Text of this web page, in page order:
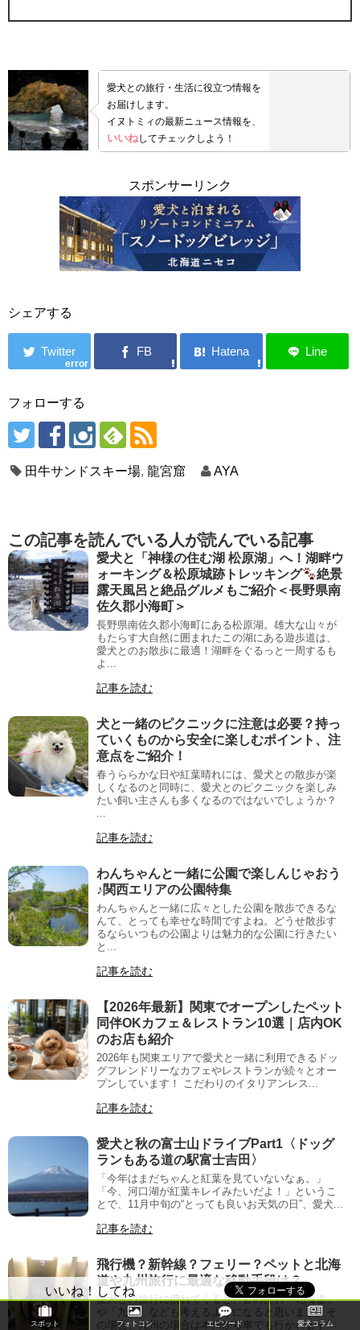
いいね！してね
愛犬との旅行・生活に役立つ情報を
お届けします。
イヌトミィの最新ニュース情報を、
いいねしてチェックしよう！
スポンサーリンク
シェアする
error
フォローする
田牛サンドスキー場, 龍宮窟 AYA
この記事を読んでいる人が読んでいる記事
愛犬と「神様の住む湖 松原湖」へ！湖畔ウ
ォーキング＆松原城跡トレッキング
絶景
露天風呂と絶品グルメもご紹介＜長野県南
佐久郡小海町＞
長野県南佐久郡小海町にある松原湖。雄大な山々が
もたらす大自然に囲まれたこの湖にある遊歩道は、
愛犬とのお散歩に最適！湖畔をぐるっと一周するも
よ...
記事を読む
犬と一緒のピクニックに注意は必要？持っ
ていくものから安全に楽しむポイント、注
意点をご紹介！
春うららかな日や紅葉晴れには、愛犬との散歩が楽
しくなるのと同時に、愛犬とのピクニックを楽しみ
たい飼い主さんも多くなるのではないでしょうか？
...
記事を読む
わんちゃんと一緒に公園で楽しんじゃおう
♪関西エリアの公園特集
わんちゃんと一緒に広々とした公園を散歩できるな
んて、とっても幸せな時間ですよね。どうせ散歩す
るならいつもの公園よりは魅力的な公園に行きたい
と...
記事を読む
【2026年最新】関東でオープンしたペット
同伴OKカフェ＆レストラン10選｜店内OK
のお店も紹介
2026年も関東エリアで愛犬と一緒に利用できるドッ
グフレンドリーなカフェやレストランが続々とオー
プンしています！ こだわりのイタリアンレス...
記事を読む
愛犬と秋の富士山ドライブPart1〈ドッグ
ランもある道の駅富士吉田〉
「今年はまだちゃんと紅葉を見ていないなぁ。」
「今、河口湖が紅葉キレイみたいだよ！」というこ
とで、11月中旬の“とっても良いお天気の日”、愛犬...
記事を読む
飛行機？新幹線？フェリー？ペットと北海
道や九州旅行に最適な移動手段は？
愛犬との旅行に慣れてくると、皆の憧れ「北海道」
や「九州」なども考えるようになると思います。そ
の場合、九州の場合は本州から車でも行かれます
スポット フォトコン エピソード 愛犬コラム